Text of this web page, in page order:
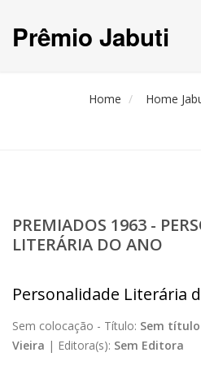
Prêmio Jabuti
Home Home
PREMIADOS 1963 -
LITERÁRIA DO ANO
Personalidade Literária
Sem colocação - Título: Sem título
Vieira | Editora(s): Sem Editora